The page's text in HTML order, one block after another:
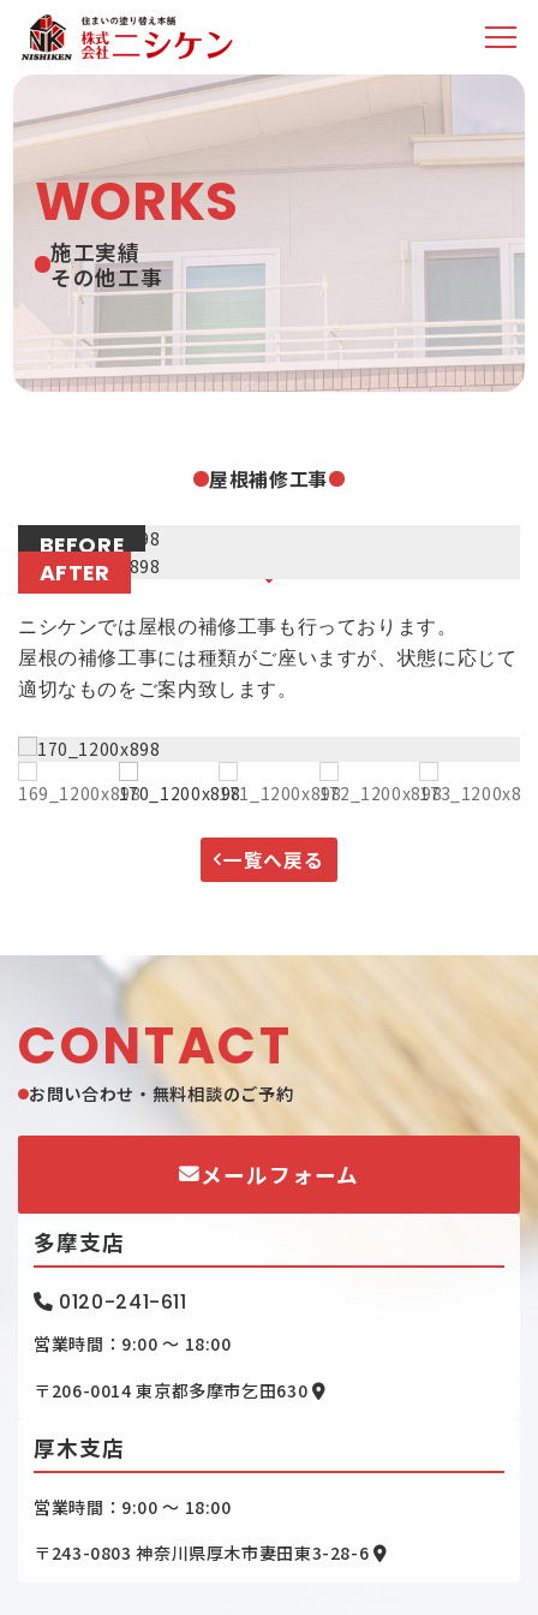
WORKS
施工実績
その他工事
屋根補修工事
BEFORE
AFTER
ニシケンでは屋根の補修工事も行っております。
屋根の補修工事には種類がご座いますが、状態に応じて
適切なものをご案内致します。
一覧へ戻る
CONTACT
お問い合わせ・無料相談のご予約
メールフォーム
多摩支店
0120-241-611
営業時間：9:00 ～ 18:00
〒206-0014東京都多摩市乞田630
厚木支店
営業時間：9:00 ～ 18:00
〒243-0803神奈川県厚木市妻田東3-28-6